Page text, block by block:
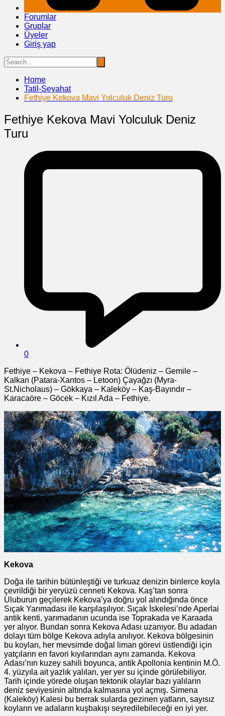
Forumlar
Gruplar
Üyeler
Giriş yap
Home
Tatil-Seyahat
Fethiye Kekova Mavi Yolculuk Deniz Turu
Fethiye Kekova Mavi Yolculuk Deniz
Turu
0
Fethiye – Kekova – Fethiye Rota: Ölüdeniz – Gemile –
Kalkan (Patara-Xantos – Letoon) Çayağzı (Myra-
St.Nicholaus) – Gökkaya – Kaleköy – Kaş-Bayındır –
Karacaöre – Göcek – Kızıl Ada – Fethiye.
Kekova
Doğa ile tarihin bütünleştiği ve turkuaz denizin binlerce koyla
çevrildiği bir yeryüzü cenneti Kekova. Kaş’tan sonra
Uluburun geçilerek Kekova’ya doğru yol alındığında önce
Sıçak Yarımadası ile karşılaşılıyor. Sıçak İskelesi’nde Aperlai
antik kenti, yarımadanın ucunda ise Toprakada ve Karaada
yer alıyor. Bundan sonra Kekova Adası uzanıyor. Bu adadan
dolayı tüm bölge Kekova adıyla anılıyor. Kekova bölgesinin
bu koyları, her mevsimde doğal liman görevi üstlendiği için
yatçıların en favori kıyılarından aynı zamanda. Kekova
Adası’nın kuzey sahili boyunca, antik Apollonia kentinin M.Ö.
4. yüzyıla ait yazlık yalıları, yer yer su içinde görülebiliyor.
Tarih içinde yörede oluşan tektonik olaylar bazı yalıların
deniz seviyesinin altında kalmasına yol açmış. Simena
(Kaleköy) Kalesi bu berrak sularda gezinen yatların, sayısız
koyların ve adaların kuşbakışı seyredilebileceği en iyi yer.